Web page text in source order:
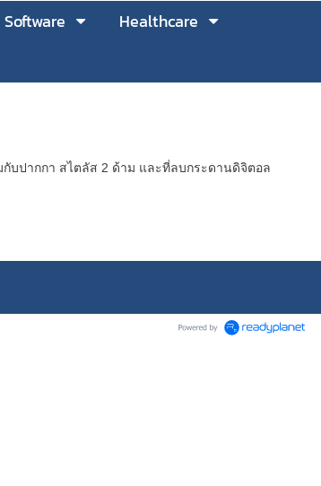
Software
Healthcare
กับปากกา สไตลัส 2 ด้าม และที่ลบกระดานดิจิตอล